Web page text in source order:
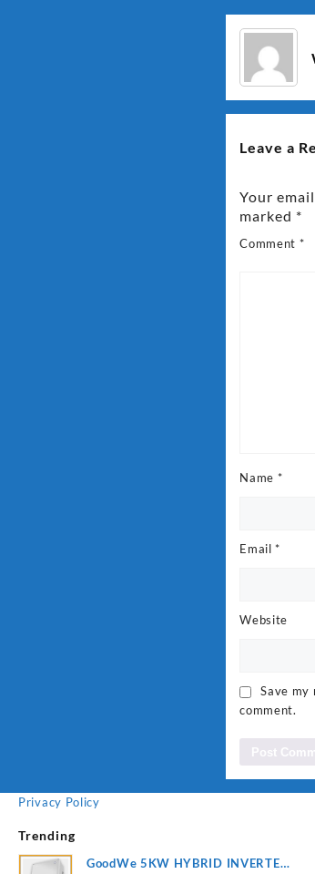
Leave a
Your
marked *
Comment *
Name *
Email*
Website
Save my
comment.
Privacy Policy
Trending
GoodWe 5KW HYBRID INVERTER